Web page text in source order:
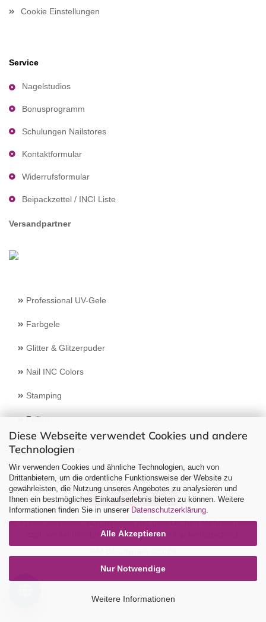
Diese Webseite verwendet Cookies und andere
Technologien
Wir verwenden Cookies und ähnliche Technologien, auch von
Drittanbietern, um die ordentliche Funktionsweise der Website zu
gewährleisten, die Nutzung unseres Angebotes zu analysieren und
Ihnen ein bestmögliches Einkaufserlebnis bieten zu können. Weitere
Informationen finden Sie in unserer Datenschutzerklärung
Alle Akzeptieren
Nur Notwendige
Weitere Informationen
Cookie Einstellungen
Service
Nagelstudios
Bonusprogramm
Schulungen Nailstores
Kontaktformular
Widerrufsformular
Beipackzettel / INCI Liste
Versandpartner
Professional UV-Gele
Farbgele
Glitter & Glitzerpuder
Nail INC Colors
Stamping
Feilen
Select Language
Vertrag widerrufen
Alle Preise verstehen sich inklusive der gesetzlichen Mehrwertsteuer,
Versandkostensoweit nicht anders gekennzeichnet.